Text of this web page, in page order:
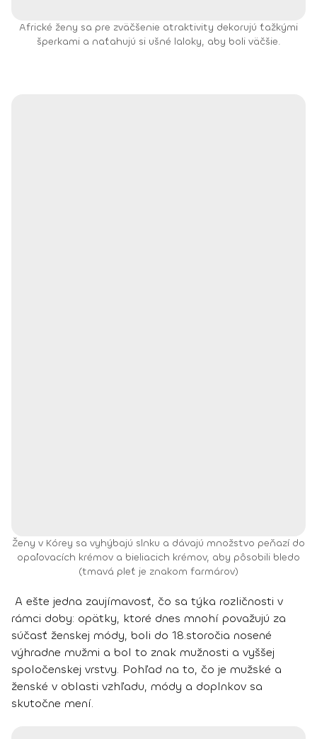
Africké ženy sa pre zväčšenie atraktivity dekorujú ťažkými
šperkami a naťahujú si ušné laloky, aby boli väčšie.
Ženy v Kórey sa vyhýbajú slnku a dávajú množstvo peňazí do
opaľovacích krémov a bieliacich krémov, aby pôsobili bledo
(tmavá pleť je znakom farmárov)
A ešte jedna zaujímavosť, čo sa týka rozličnosti v
rámci doby: opätky, ktoré dnes mnohí považujú za
súčasť ženskej módy, boli do 18.storočia nosené
výhradne mužmi a bol to znak mužnosti a vyššej
spoločenskej vrstvy. Pohľad na to, čo je mužské a
ženské v oblasti vzhľadu, módy a doplnkov sa
skutočne mení.